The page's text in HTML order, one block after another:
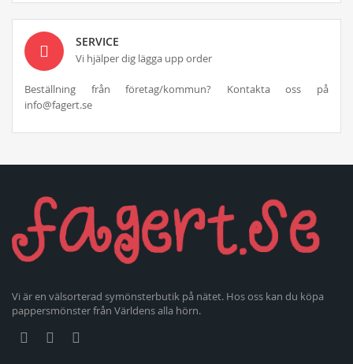
SERVICE
Vi hjälper dig lägga upp order
Beställning från företag/kommun? Kontakta oss på
info@fagert.se
Vi är en välsorterad symönsterbutik på nätet. Hos oss kan du köpa
pappersmönster från Världens alla hörn.